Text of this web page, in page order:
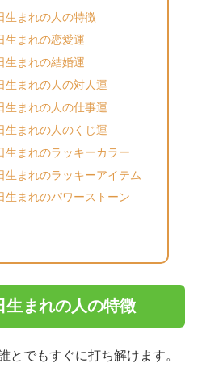
生まれの人の特徴
生まれの恋愛運
生まれの結婚運
生まれの人の対人運
生まれの人の仕事運
生まれの人のくじ運
生まれのラッキーカラー
生まれのラッキーアイテム
生まれのパワーストーン
まれの人の特徴
とでもすぐに打ち解けます。